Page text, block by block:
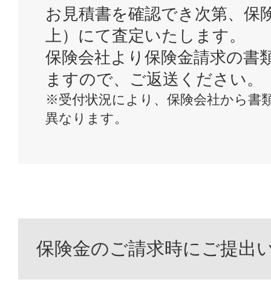
お見積書を確認でき次第、保
上）にて査定いたします。
保険会社より保険金請求の書
ますので、ご返送ください。
※受付状況により、保険会社から書
異なります。
保険金のご請求時にご提出